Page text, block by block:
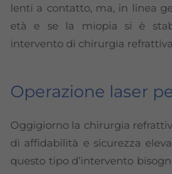
lenti a contatto, ma, in linea
età e se la miopia si è
intervento di chirurgia
Operazione laser
Oggigiorno la chirurgia
di affidabilità e sicurezza
questo tipo d’intervento